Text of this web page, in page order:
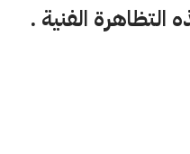
التظاهرة الفنية .